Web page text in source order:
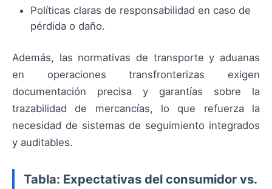
Políticas claras de responsabilidad en caso de
pérdida o daño.
Además, las normativas de transporte y aduanas
en operaciones transfronterizas exigen
documentación precisa y garantías sobre la
trazabilidad de mercancías, lo que refuerza la
necesidad de sistemas de seguimiento integrados
y auditables.
Tabla: Expectativas del consumidor vs.